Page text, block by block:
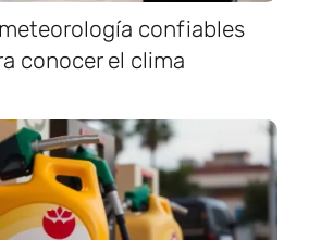
confiables
conocer el clima